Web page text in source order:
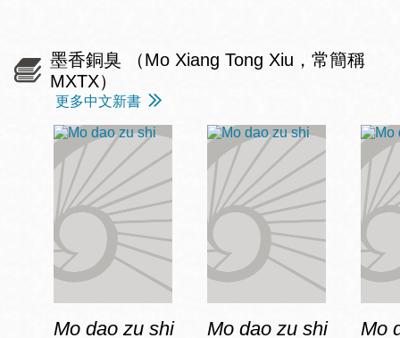
墨香銅臭 （Mo Xiang Tong Xiu，常簡稱
MXTX）
更多中文新書
Mo dao zu shi Mo dao zu shi Mo